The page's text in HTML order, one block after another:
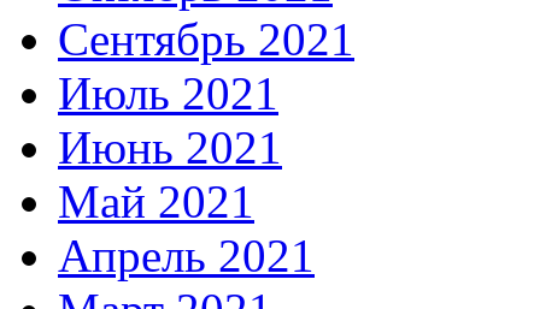
Сентябрь 2021
Июль 2021
Июнь 2021
Май 2021
Апрель 2021